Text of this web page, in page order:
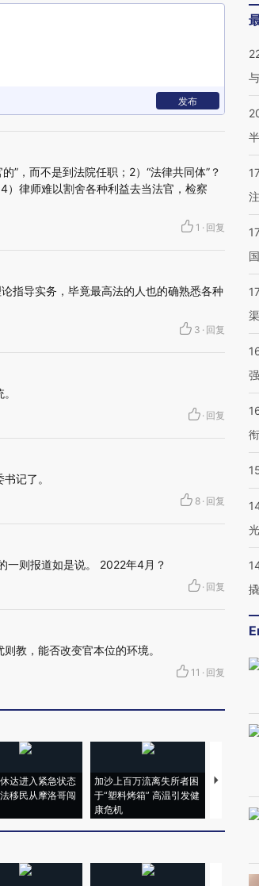
发布
”，而不是到法院任职；2）“法律共同体”？
）律师难以割舍各种利益去当法官，检察
1 · 回复
指导实务，毕竟最高法的人也的确熟悉各种
3 · 回复
· 回复
记了。
8 · 回复
一则报道如是说。 2022年4月？
· 回复
教，能否改变官本位的环境。
11 · 回复
达进入紧急状态
移民从摩洛哥闯
加沙上百万流离失所者困
于“塑料烤箱” 高温引发健
康危机
视线｜
术：是
心“花钱